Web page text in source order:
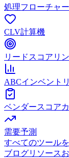
処理フローチャ
CLV計算機
リードスコアリ
ABCインベントリ
ベンダースコア
需要予測
すべてのツール
ブログリソース